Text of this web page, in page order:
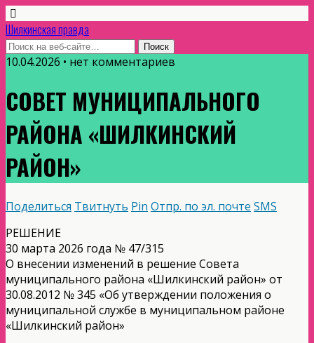
Шилкинская правда
10.04.2026 • нет комментариев
СОВЕТ МУНИЦИПАЛЬНОГО
РАЙОНА «ШИЛКИНСКИЙ
РАЙОН»
Поделиться Твитнуть Pin Отпр. по эл. почте SMS
РЕШЕНИЕ
30 марта 2026 года № 47/315
О внесении изменений в решение Совета
муниципального района «Шилкинский район» от
30.08.2012 № 345 «Об утверждении положения о
муниципальной службе в муниципальном районе
«Шилкинский район»